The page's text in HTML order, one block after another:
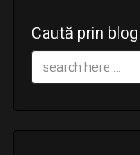
Caută prin blog